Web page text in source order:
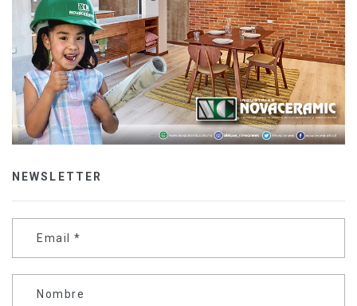
NEWSLETTER
Email *
Nombre